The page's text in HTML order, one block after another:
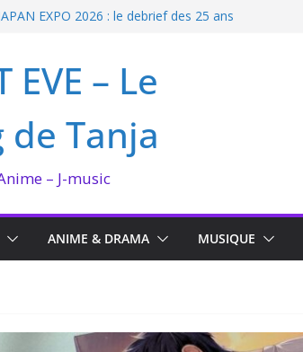
EXPO 2026 : le debrief des 25 ans
not in love de Zeniko Sumiya
Enomoto n’est pas un ange
EVE – Le
de Tanja
– J-music
ANIME & DRAMA MUSIQUE